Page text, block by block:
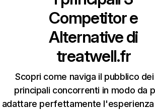
Competitor e
Alternative di
treatwell.fr
Scopri come naviga il pubblico
principali concorrenti in modo da
adattare perfettamente